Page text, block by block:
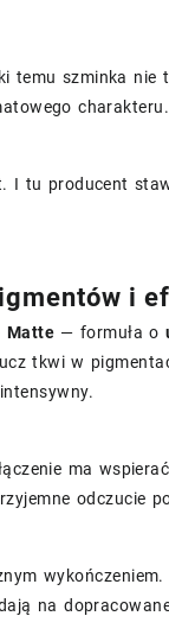
temu szminka nie
charakteru.
I tu producent
i
Matte — formuła o
tkwi w
ma
odczucie
na